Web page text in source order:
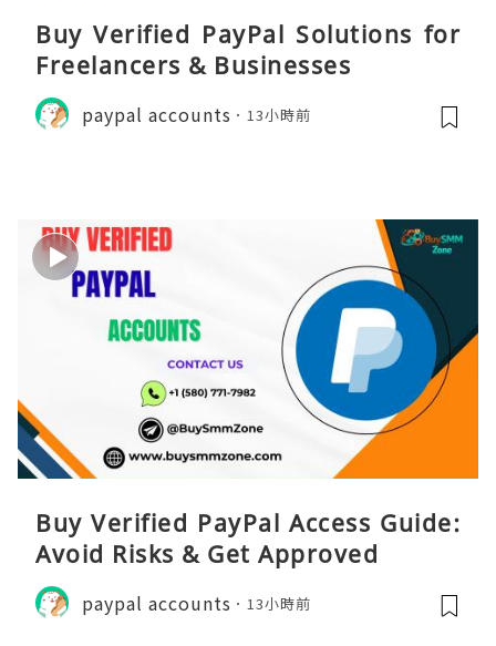
Buy Verified PayPal Solutions for
Freelancers & Businesses
paypal accounts 13小時前
Buy Verified PayPal Access Guide:
Avoid Risks & Get Approved
paypal accounts 13小時前